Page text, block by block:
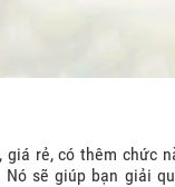
rẻ, có thêm chức
sẽ giúp bạn giải